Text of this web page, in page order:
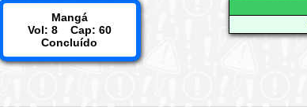
Mangá
Vol: 8 Cap: 60
Concluído